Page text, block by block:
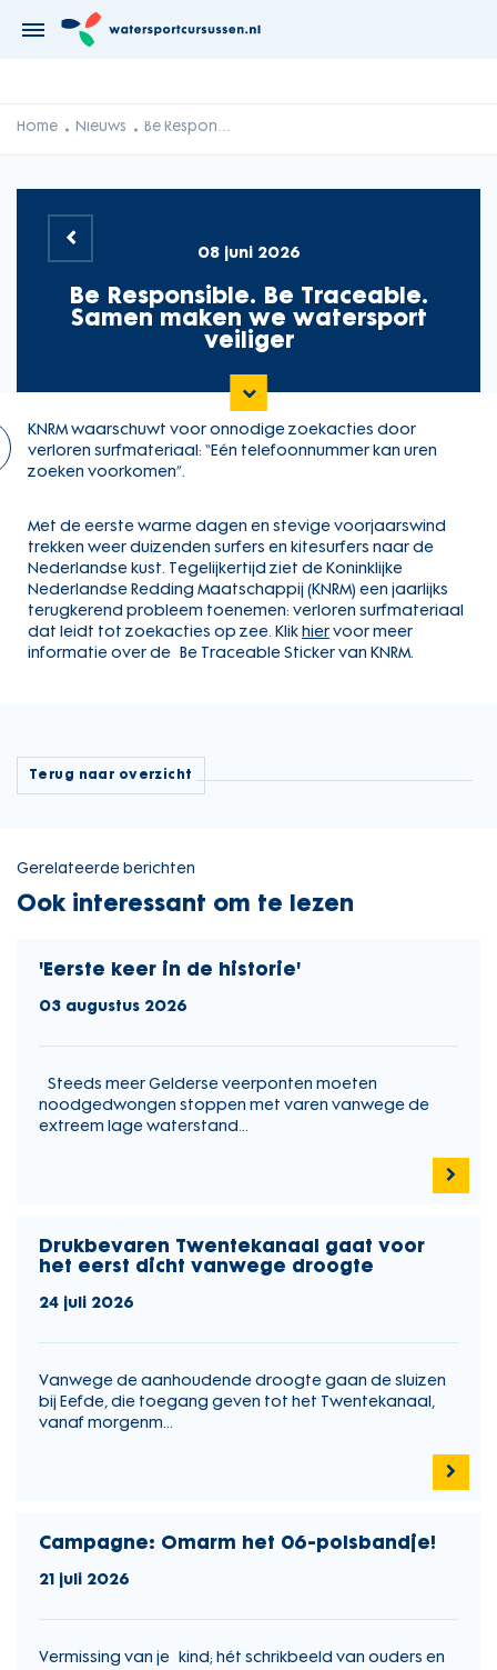
Home Nieuws Be Responsible. Be Traceable. Samen maken we watersport veiliger
08 juni 2026
Be Responsible. Be Traceable.
Samen maken we watersport
veiliger

KNRM waarschuwt voor onnodige zoekacties door
verloren surfmateriaal: “Eén telefoonnummer kan uren
zoeken voorkomen”.
Met de eerste warme dagen en stevige voorjaarswind
trekken weer duizenden surfers en kitesurfers naar de
Nederlandse kust. Tegelijkertijd ziet de Koninklijke
Nederlandse Redding Maatschappij (KNRM) een jaarlijks
terugkerend probleem toenemen: verloren surfmateriaal
dat leidt tot zoekacties op zee. Klik hier voor meer
informatie over de Be Traceable Sticker van KNRM.
Terug naar overzicht
Gerelateerde berichten
Ook interessant om te lezen
'Eerste keer in de historie'
03 augustus 2026
Steeds meer Gelderse veerponten moeten
noodgedwongen stoppen met varen vanwege de
extreem lage waterstand...
Drukbevaren Twentekanaal gaat voor
het eerst dicht vanwege droogte
24 juli 2026
Vanwege de aanhoudende droogte gaan de sluizen
bij Eefde, die toegang geven tot het Twentekanaal,
vanaf morgenm...
Campagne: Omarm het 06-polsbandje!
21 juli 2026
Vermissing van je kind; hét schrikbeeld van ouders en